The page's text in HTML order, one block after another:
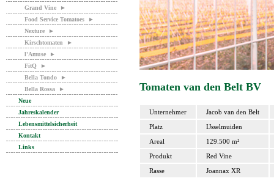
Grand Vine
►
Food Service Tomatoes
►
Nexture
►
Kirschtomaten
►
l'Amuse
►
FitQ
►
Bella Tondo
►
Bella Rossa
►
Neue
Jahreskalender
Lebensmittelsicherheit
Kontakt
Links
Tomaten van den Belt BV
Unternehmer
Jacob van den Belt
Platz
IJsselmuiden
Areal
129.500 m²
Produkt
Red Vine
Rasse
Joannax XR